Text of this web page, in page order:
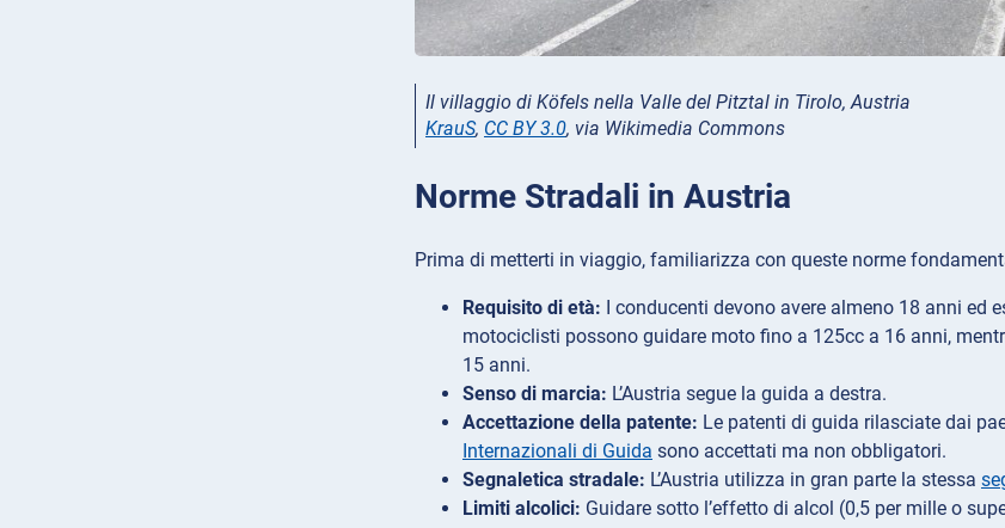
Il villaggio di Köfels nella Valle del Pitztal in Tirolo, Austria
KrauS, CC BY 3.0, via Wikimedia Commons
Norme Stradali in Austria
Prima di metterti in viaggio, familiarizza con queste norme
Requisito di età: I conducenti devono avere almeno 18 anni ed
motociclisti possono guidare moto fino a 125cc a 16 anni,
15 anni.
Senso di marcia: L’Austria segue la guida a destra.
Accettazione della patente: Le patenti di guida rilasciate dai
Internazionali di Guida sono accettati ma non obbligatori.
Segnaletica stradale: L’Austria utilizza in gran parte la stessa
Limiti alcolici: Guidare sotto l’effetto di alcol (0,5 per mille o